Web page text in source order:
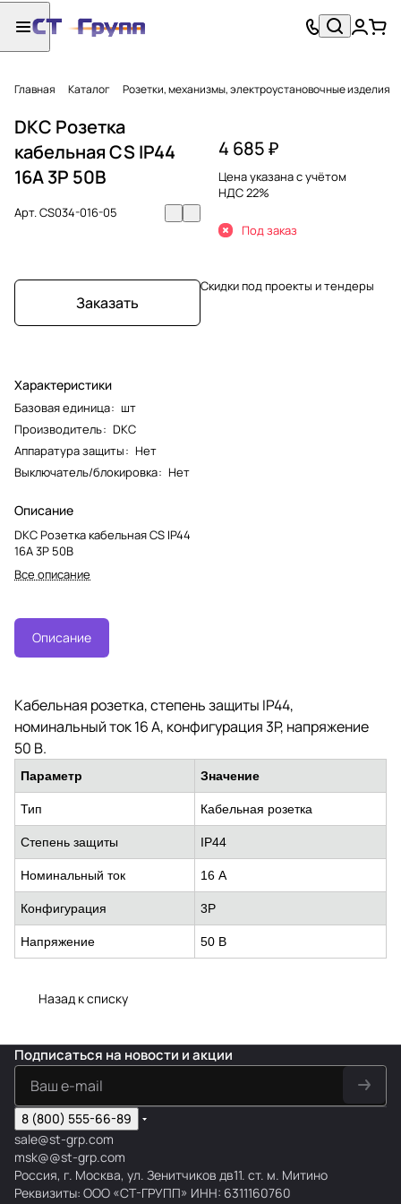
Главная Каталог Розетки, механизмы, электроустановочные изделия
DKC Розетка
кабельная CS IP44
16A 3P 50В
Арт.CS034-016-05
Заказать
Характеристики
Базовая единица: шт
Производитель: DKC
Аппаратура защиты: Нет
Выключатель/блокировка: Нет
Описание
DKC Розетка кабельная CS IP44
16A 3P 50В
Все описание
4 685 ₽
Цена указана с учётом
НДС 22%
Под заказ
Скидки под проекты и тендеры
Описание
Кабельная розетка, степень защиты IP44,
номинальный ток 16 А, конфигурация 3P, напряжение
50 В.
Параметр Значение
Тип Кабельная розетка
Степень защиты IP44
Номинальный ток 16 А
Конфигурация 3P
Напряжение 50 В
Назад к списку
Подписаться на новости и акции
8 (800) 555-66-89
sale@st-grp.com
msk@@st-grp.com
Россия, г. Москва, ул. Зенитчиков дв11. ст. м. Митино
Реквизиты: ООО «СТ-ГРУПП» ИНН: 6311160760